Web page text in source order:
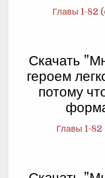
Главы 1-82
Скачать
героем
потому
Главы 1-82